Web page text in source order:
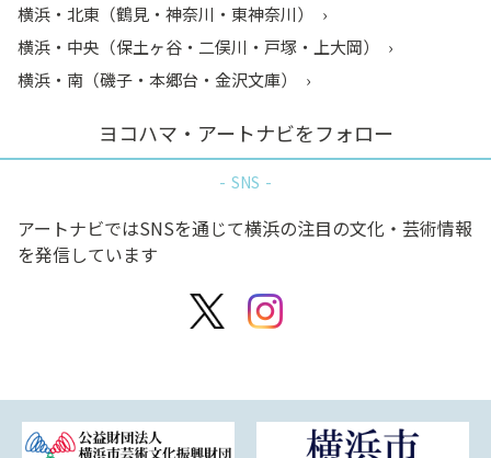
横浜・北東（鶴見・神奈川・東神奈川）
横浜・中央（保土ヶ谷・二俣川・戸塚・上大岡）
横浜・南（磯子・本郷台・金沢文庫）
ヨコハマ・アートナビをフォロー
SNS
アートナビではSNSを通じて横浜の注目の文化・芸術情報
を発信しています